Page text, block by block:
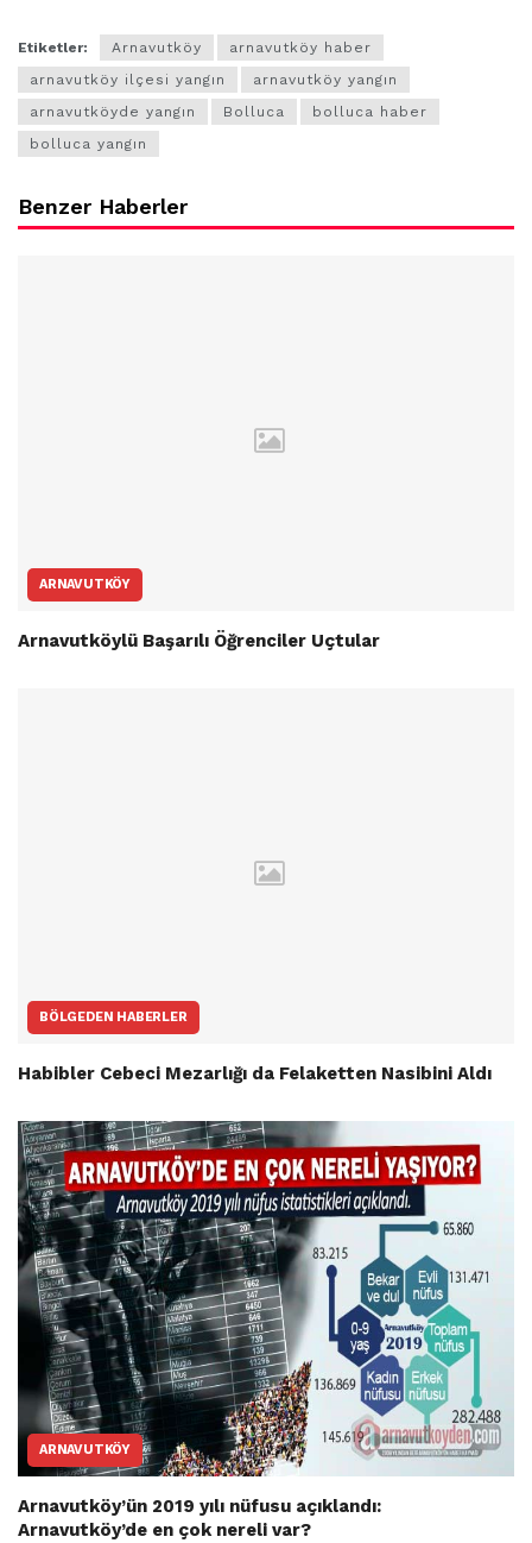
Etiketler: Arnavutköy
arnavutköy haber
arnavutköy ilçesi yangın
arnavutköy yangın
arnavutköyde yangın
Bolluca
bolluca haber
bolluca yangın
Benzer Haberler
ARNAVUTKÖY
Arnavutköylü Başarılı Öğrenciler Uçtular
BÖLGEDEN HABERLER
Habibler Cebeci Mezarlığı da Felaketten Nasibini Aldı
ARNAVUTKÖY
Arnavutköy’ün 2019 yılı nüfusu açıklandı:
Arnavutköy’de en çok nereli var?